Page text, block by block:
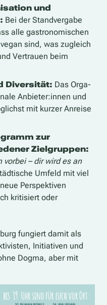
und
Bei der Standvergabe
alle gastronomischen
sind, was zugleich
Vertrauen beim
Diversität: Das Orga-
Anbieter:innen und
mit kurzer Anreise
zur
Zielgruppen:
vorbei – dir wird es an
Umfeld mit viel
Perspektiven
kritisiert oder
fungiert damit als
Initiativen und
Dogma, aber mit